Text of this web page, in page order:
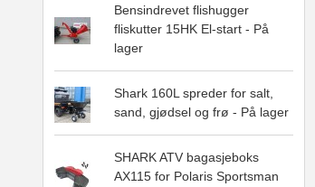
Bensindrevet flishugger
fliskutter 15HK El-start - På
lager
Shark 160L spreder for salt,
sand, gjødsel og frø - På lager
SHARK ATV bagasjeboks
AX115 for Polaris Sportsman